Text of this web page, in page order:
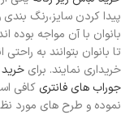
پیدا کردن سایز،رنگ
بانوان با آن مواجه بوده
تا بانوان بتوانند به
خریداری نمایند. برای خرید
جوراب های فانتری کافی
نموده و طرح های مورد